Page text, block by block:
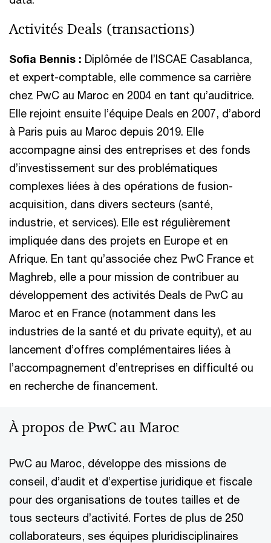
Activités Deals (transactions)
Sofia Bennis : Diplômée de l’ISCAE Casablanca,
et expert-comptable, elle commence sa carrière
chez PwC au Maroc en 2004 en tant qu’auditrice.
Elle rejoint ensuite l’équipe Deals en 2007, d’abord
à Paris puis au Maroc depuis 2019. Elle
accompagne ainsi des entreprises et des fonds
d’investissement sur des problématiques
complexes liées à des opérations de fusion-
acquisition, dans divers secteurs (santé,
industrie, et services). Elle est régulièrement
impliquée dans des projets en Europe et en
Afrique. En tant qu’associée chez PwC France et
Maghreb, elle a pour mission de contribuer au
développement des activités Deals de PwC au
Maroc et en France (notamment dans les
industries de la santé et du private equity), et au
lancement d’offres complémentaires liées à
l’accompagnement d’entreprises en difficulté ou
en recherche de financement.
À propos de PwC au Maroc
PwC au Maroc, développe des missions de
conseil, d’audit et d’expertise juridique et fiscale
pour des organisations de toutes tailles et de
tous secteurs d’activité. Fortes de plus de 250
collaborateurs, ses équipes pluridisciplinaires